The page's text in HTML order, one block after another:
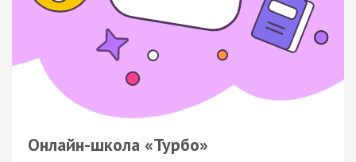
Онлайн-школа «Турбо»